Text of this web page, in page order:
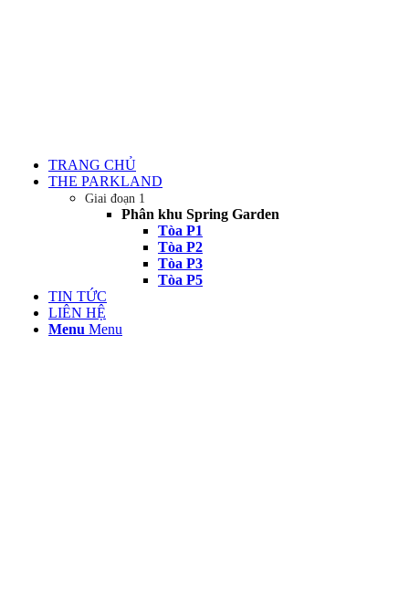
TRANG CHỦ
THE PARKLAND
Giai đoạn 1
Phân khu Spring Garden
Tòa P1
Tòa P2
Tòa P3
Tòa P5
TIN TỨC
LIÊN HỆ
Menu Menu